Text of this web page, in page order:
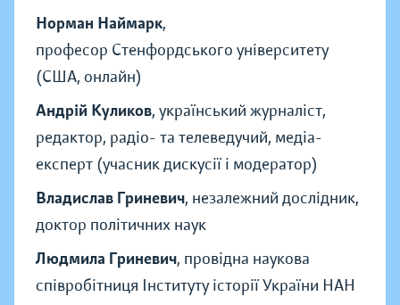
Норман Наймарк,
професор Стенфордського університету
(США, онлайн)
Андрій Куликов, український журналіст,
редактор, радіо- та телеведучий, медіа-
експерт (учасник дискусії і модератор)
Владислав Гриневич, незалежний дослідник,
доктор політичних наук
Людмила Гриневич, провідна наукова
співробітниця Інституту історії України НАН